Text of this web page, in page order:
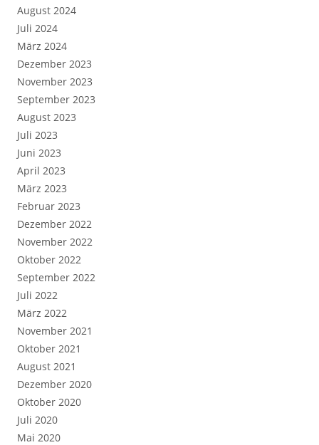
August 2024
Juli 2024
März 2024
Dezember 2023
November 2023
September 2023
August 2023
Juli 2023
Juni 2023
April 2023
März 2023
Februar 2023
Dezember 2022
November 2022
Oktober 2022
September 2022
Juli 2022
März 2022
November 2021
Oktober 2021
August 2021
Dezember 2020
Oktober 2020
Juli 2020
Mai 2020